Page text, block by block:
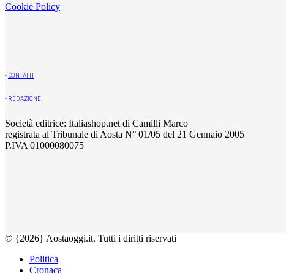
Cookie Policy
- CONTATTI
- REDAZIONE
Società editrice: Italiashop.net di Camilli Marco
registrata al Tribunale di Aosta N° 01/05 del 21 Gennaio 2005
P.IVA 01000080075
© {2026} Aostaoggi.it. Tutti i diritti riservati
Politica
Cronaca